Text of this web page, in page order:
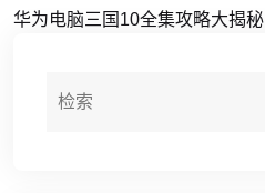
华为电脑三国10全集攻略大揭秘